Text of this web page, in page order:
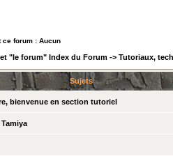
forum : Aucun
"le forum" Index du Forum -> Tutoriaux,
Sujets
bienvenue en section tutoriel